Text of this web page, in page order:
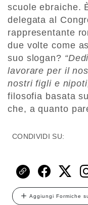
scuole ebraiche.
delegata al
rappresentante
due volte come
suo slogan?
lavorare per il
nostri figli e
filosofia basata
che, a quanto
CONDIVIDI SU:
Aggiungi Formiche